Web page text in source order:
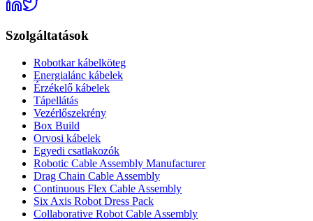
Szolgáltatások
Robotkar kábelköteg
Energialánc kábelek
Érzékelő kábelek
Tápellátás
Vezérlőszekrény
Box Build
Orvosi kábelek
Egyedi csatlakozók
Robotic Cable Assembly Manufacturer
Drag Chain Cable Assembly
Continuous Flex Cable Assembly
Six Axis Robot Dress Pack
Collaborative Robot Cable Assembly